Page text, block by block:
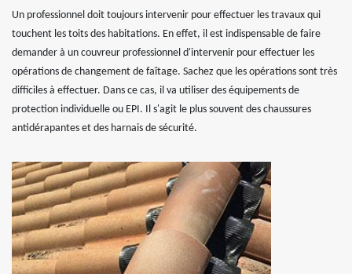
Un professionnel doit toujours intervenir pour effectuer les travaux qui
touchent les toits des habitations. En effet, il est indispensable de faire
demander à un couvreur professionnel d'intervenir pour effectuer les
opérations de changement de faîtage. Sachez que les opérations sont très
difficiles à effectuer. Dans ce cas, il va utiliser des équipements de
protection individuelle ou EPI. Il s'agit le plus souvent des chaussures
antidérapantes et des harnais de sécurité.